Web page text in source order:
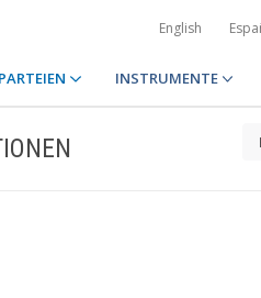
English
INSTRUMENTE